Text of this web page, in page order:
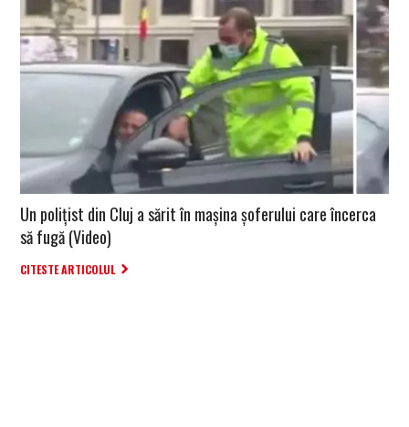
Un polițist din Cluj a sărit în mașina șoferului care încerca
să fugă (Video)
CITESTE ARTICOLUL